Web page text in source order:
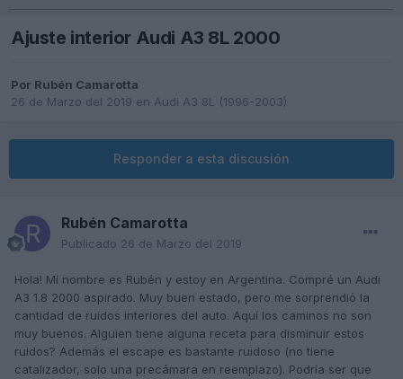
Ajuste interior Audi A3 8L 2000
Por Rubén Camarotta
26 de Marzo del 2019 en Audi A3 8L (1996-2003)
Responder a esta discusión
Rubén Camarotta
Publicado 26 de Marzo del 2019
Hola! Mí nombre es Rubén y estoy en Argentina. Compré un Audi
A3 1.8 2000 aspirado. Muy buen estado, pero me sorprendió la
cantidad de ruidos interiores del auto. Aquí los caminos no son
muy buenos. Alguien tiene alguna receta para disminuir estos
ruidos? Además el escape es bastante ruidoso (no tiene
catalizador, solo una precámara en reemplazo). Podría ser que